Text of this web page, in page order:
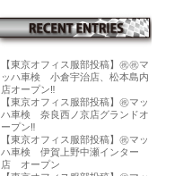
【東京オフィス服部投稿】㊗️㊗️マ
ッハ車検 小倉宇治店、松本島内
店オープン‼️
【東京オフィス服部投稿】㊗️マッ
ハ車検 奈良西ノ京店グランドオ
ープン‼️
【東京オフィス服部投稿】㊗️マッ
ハ車検 伊賀上野中瀬インター
店 オープン